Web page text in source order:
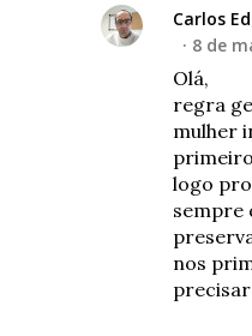
Carlos
8 de
Olá,
regra
mulher
logo
sempre
nos